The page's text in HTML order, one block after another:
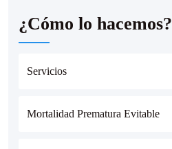
¿Cómo lo hacemos?
Servicios
Mortalidad Prematura Evitable